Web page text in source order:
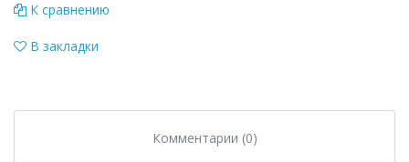
К сравнению
В закладки
Комментарии (0)